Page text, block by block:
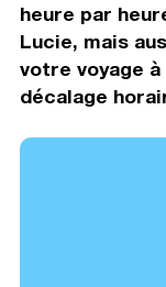
heure par
Lucie, mais
votre voyage
décalage